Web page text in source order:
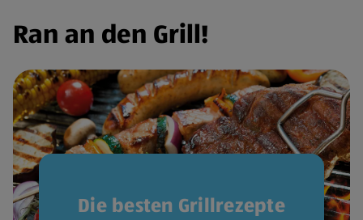
Ran an den Grill!
Die besten Grillrezepte